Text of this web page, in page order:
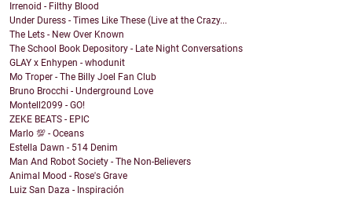
Irrenoid - Filthy Blood
Under Duress - Times Like These (Live at the Crazy...
The Lets - New Over Known
The School Book Depository - Late Night Conversations
GLAY x Enhypen - whodunit
Mo Troper - The Billy Joel Fan Club
Bruno Brocchi - Underground Love
Montell2099 - GO!
ZEKE BEATS - EPIC
Marlo 💯 - Oceans
Estella Dawn - 514 Denim
Man And Robot Society - The Non-Believers
Animal Mood - Rose's Grave
Luiz San Daza - Inspiración